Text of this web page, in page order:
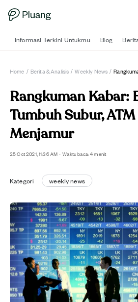
Informasi Terkini Untukmu Blog
Home / Berita & Analisis / Weekly News /
Rangkuman Kabar:
Tumbuh Subur,
Menjamur
25 Oct 2021, 11:36 AM · Waktu baca: 4 menit
Kategori weekly news